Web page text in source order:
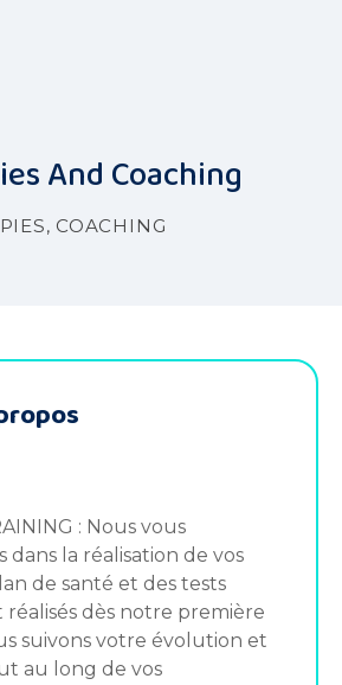
And Coaching
COACHING
: Nous vous
dans la réalisation de vos
de santé et des tests
réalisés dès notre première
suivons votre évolution et
au long de vos